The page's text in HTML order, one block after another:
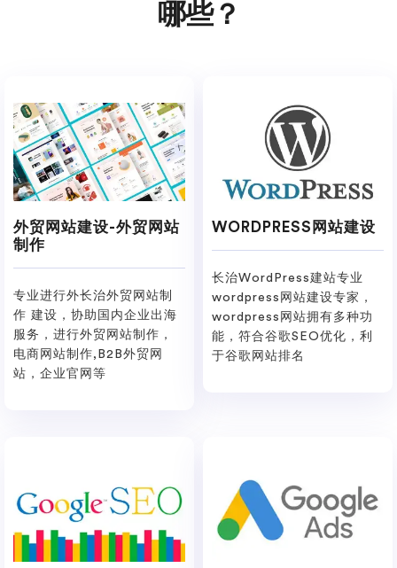
哪些？
外贸网站建设-外贸网站
制作
专业进行外长治外贸网站制
作 建设，协助国内企业出海
服务，进行外贸网站制作，
电商网站制作,B2B外贸网
站，企业官网等
WORDPRESS网站建设
长治WordPress建站专业
wordpress网站建设专家，
wordpress网站拥有多种功
能，符合谷歌SEO优化，利
于谷歌网站排名